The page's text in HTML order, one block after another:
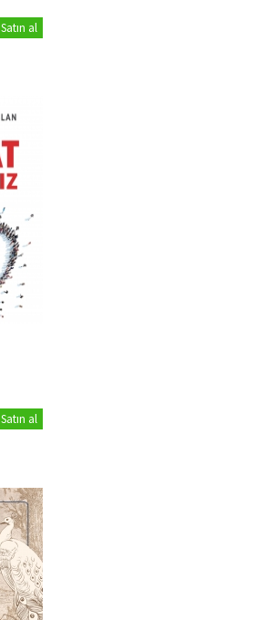
Satın al
Satın al